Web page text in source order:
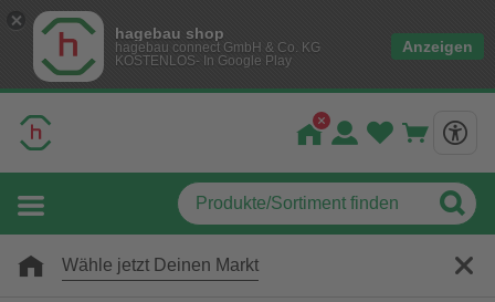
hagebau shop
hagebau connect GmbH & Co. KG
KOSTENLOS- In Google Play
Anzeigen
Wähle jetzt Deinen Markt